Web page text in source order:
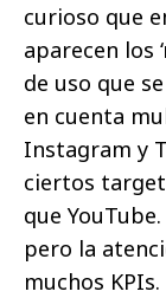
curioso que
aparecen los
de uso que
en cuenta
Instagram y
ciertos
que
pero la
muchos